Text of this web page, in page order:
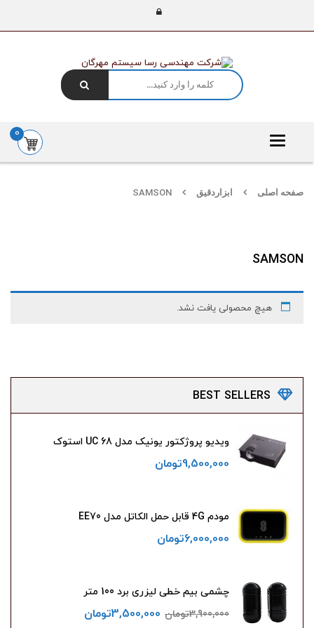
Toggle
0
صفحه اصلی ابزاردقیق SAMSON
BEST SELLERS
ویدیو پروژکتور یونیک مدل UC 68 استوک
9,500,000تومان
مودم 4G قابل حمل الکاتل مدل EE70
6,000,000تومان
چشمی بیم خطی لیزری برد 100 متر
3,900,000تومان 3,500,000تومان
SAMSON
هیچ محصولی یافت نشد.